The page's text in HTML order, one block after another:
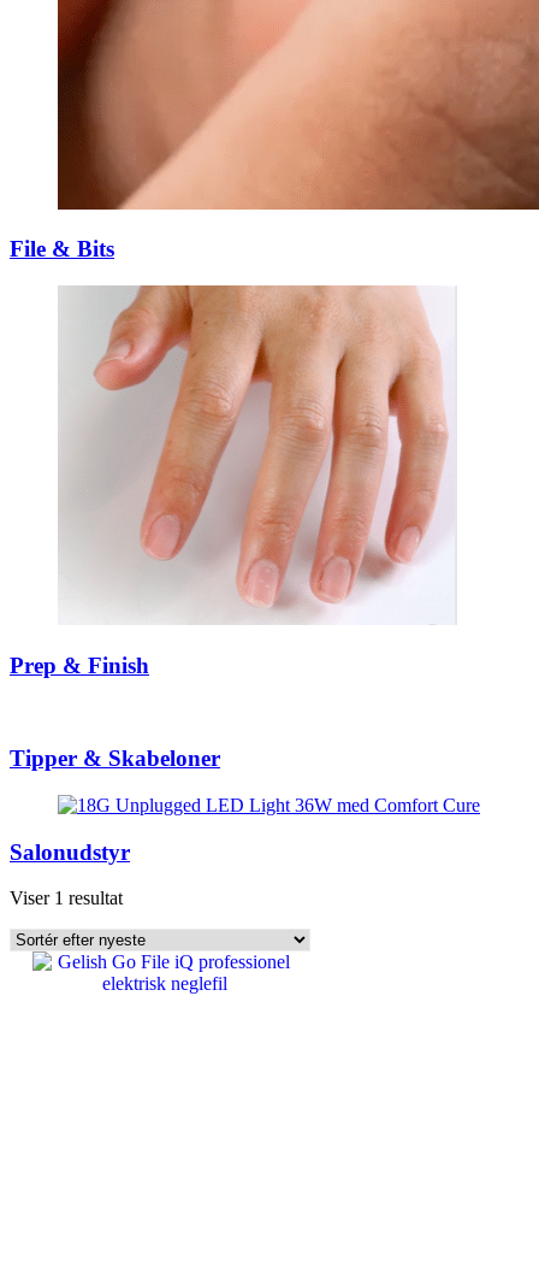
File & Bits
Prep & Finish
Tipper & Skabeloner
Salonudstyr
Viser 1 resultat